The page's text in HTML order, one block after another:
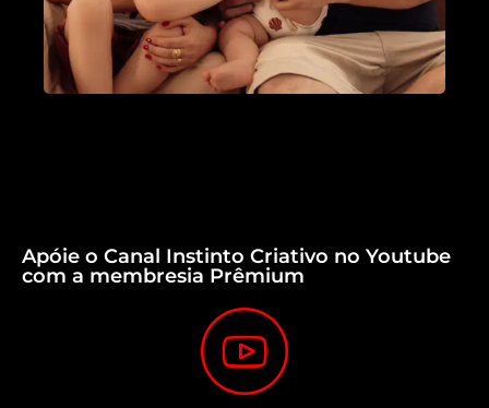
Apóie o Canal Instinto Criativo no Youtube
com a membresia Prêmium